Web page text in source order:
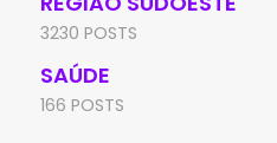
3230 POSTS
SAÚDE
166 POSTS